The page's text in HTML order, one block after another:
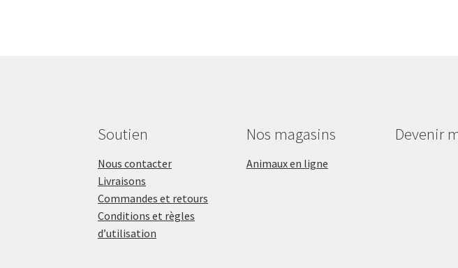
Soutien
Nous contacter
Livraisons
Commandes et retours
Conditions et règles
d’utilisation
Nos magasins
Animaux en ligne
Devenir